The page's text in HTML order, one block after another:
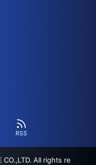
RSS
All rights re